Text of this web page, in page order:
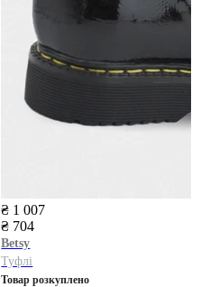
₴ 1 007
₴ 704
Betsy
Туфлі
Товар розкуплено